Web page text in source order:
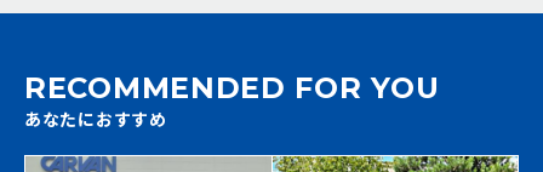
RECOMMENDED FOR YOU
あなたにおすすめ